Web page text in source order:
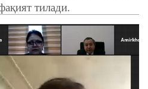
тилади.